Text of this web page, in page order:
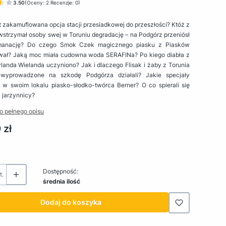
3.50(Oceny: 2 Recenzje: 0)
zakamuflowana opcja stacji przesiadkowej do przeszłości? Któż z
osoby swej w Toruniu degradację – na Podgórz przeniósł
Do czego Smok Czek magicznego piasku z Piasków
Jaką moc miała cudowna woda SERAFINa? Po kiego diabła z
Wielanda uczyniono? Jak i dlaczego Flisak i żaby z Torunia
na szkodę Podgórza działali? Jakie specjały
w swoim lokalu piasko-słodko-twórca Berner? O co spierali się
jarzynnicy?
pełnego opisu
Dostępność:
średnia ilość
Dodaj do koszyka